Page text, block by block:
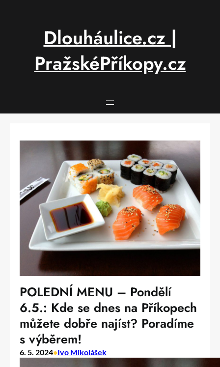
Dlouháulice.cz |
PražskéPříkopy.cz
POLEDNÍ MENU – Pondělí
6.5.: Kde se dnes na Příkopech
můžete dobře najíst? Poradíme
s výběrem!
6. 5. 2024•Ivo Mikolášek